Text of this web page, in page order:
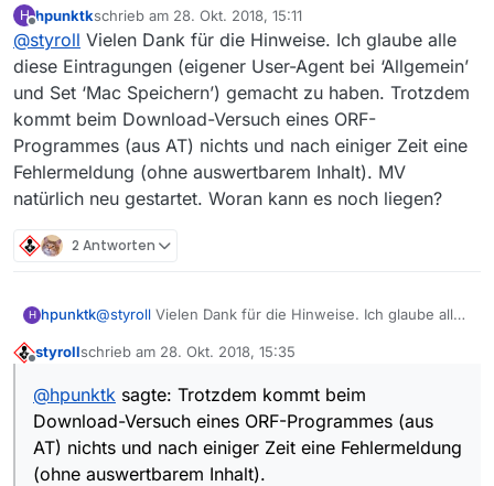
dzt. im MV sich nicht direkt runterladen (als MP4)
lassen ist schon allgemein so, oder ist das nur
mein Problem?
Wenn dueinige Einstellungenvornimmst, geht sowohl
das Abspielen wie auch der Download.
H
Offline
hpunktkschrieb am 28. Okt. 2018, 15:11
zuletzt editiert von
@styroll Vielen Dank für die Hinweise. Ich glaube alle
diese Eintragungen (eigener User-Agent bei ‘Allgemein’
und Set ‘Mac Speichern’) gemacht zu haben. Trotzdem
kommt beim Download-Versuch eines ORF-
Programmes (aus AT) nichts und nach einiger Zeit eine
Fehlermeldung (ohne auswertbarem Inhalt). MV
natürlich neu gestartet. Woran kann es noch liegen?
2 Antworten
H hpunktk@styroll Vielen Dank für die Hinweise. Ich glaube alle
‘Allgemein’ und Set ‘Mac Speichern’) gemacht zu
eines ORF-Programmes (aus AT) nichts und nach
einiger Zeit eine Fehlermeldung (ohne auswertbarem
Inhalt). MV natürlich neu gestartet. Woran kann es
noch liegen?
styrollschrieb am 28. Okt. 2018, 15:35
zuletzt editiert von
@hpunktk sagte: Trotzdem kommt beim
Download-Versuch eines ORF-Programmes (aus
AT) nichts und nach einiger Zeit eine Fehlermeldung
(ohne auswertbarem Inhalt).